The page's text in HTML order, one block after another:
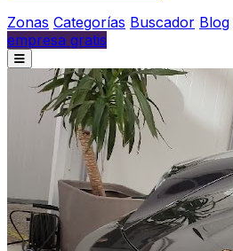
Zonas Categorías Buscador Blog
empresa gratis